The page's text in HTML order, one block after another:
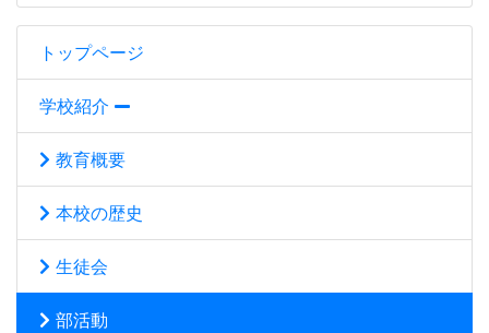
トップページ
学校紹介
教育概要
本校の歴史
生徒会
部活動